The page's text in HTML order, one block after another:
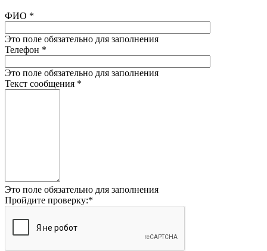
ФИО *
Это поле обязательно для заполнения
Телефон *
Это поле обязательно для заполнения
Текст сообщения *
Это поле обязательно для заполнения
Пройдите проверку:*